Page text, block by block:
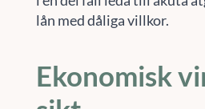
lån med dåliga villkor.
Ekonomisk